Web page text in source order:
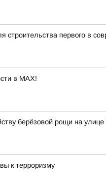
первого в
в MAX!
берёзовой рощи на
к терроризму